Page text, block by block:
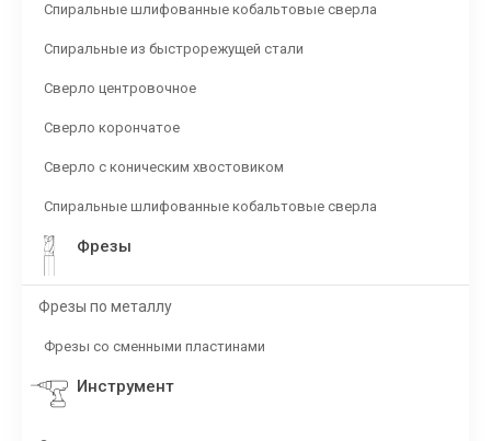
Спиральные шлифованные кобальтовые сверла
Спиральные из быстрорежущей стали
Сверло центровочное
Сверло корончатое
Сверло с коническим хвостовиком
Спиральные шлифованные кобальтовые сверла
Фрезы
Фрезы по металлу
Фрезы со сменными пластинами
Инструмент